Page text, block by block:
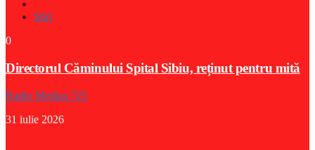
Stiri
0
Directorul Căminului Spital Sibiu, reținut pentru mită
Radio Medias 725
31 iulie 2026